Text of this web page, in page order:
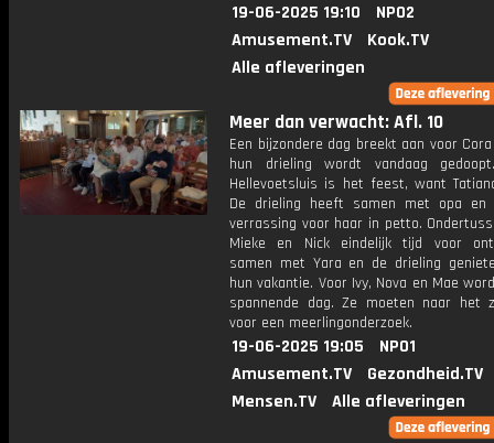
19-06-2025 19:10
NPO2
Amusement.TV
Kook.TV
Alle afleveringen
Meer dan verwacht: Afl. 10
Een bijzondere dag breekt aan voor
hun drieling wordt vandaag
Hellevoetsluis is het feest, want
De drieling heeft samen met opa en
verrassing voor haar in petto.
Mieke en Nick eindelijk tijd voor
samen met Yara en de drieling
hun vakantie. Voor Ivy, Nova en Mae
spannende dag. Ze moeten naar het
voor een meerlingonderzoek.
19-06-2025 19:05
NPO1
Amusement.TV
Gezondheid.TV
Mensen.TV
Alle afleveringen